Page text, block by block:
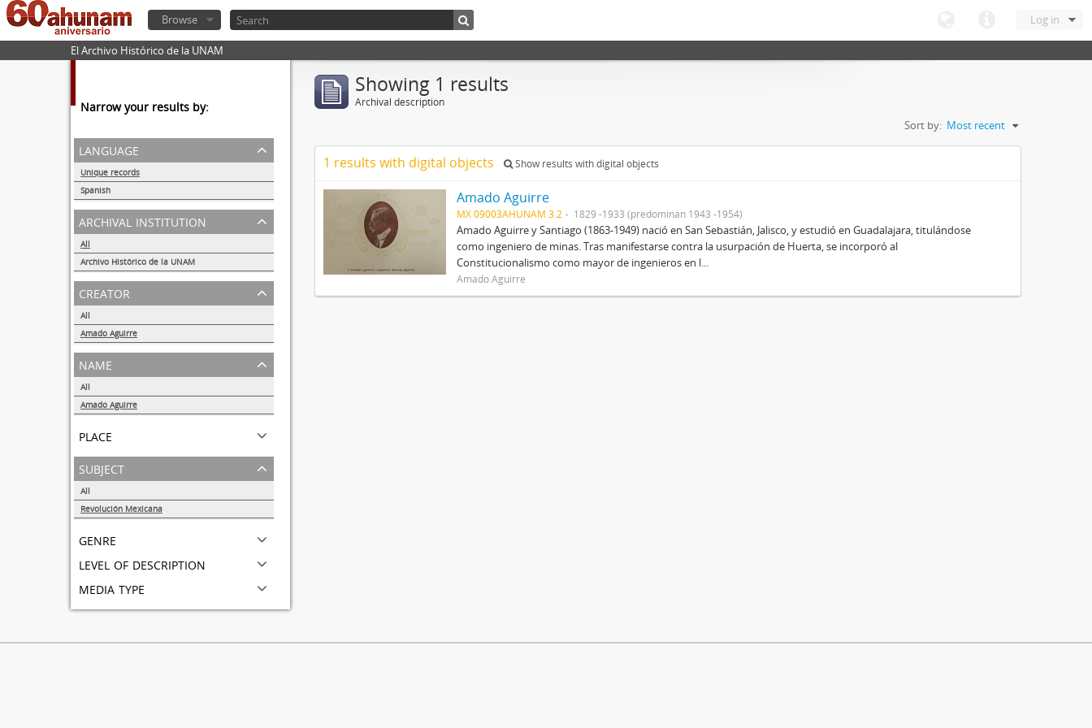
Log in
Browse
El Archivo Histórico de la UNAM
Narrow your results by:
language
Unique records
Spanish
1
archival institution
All
Archivo Histórico de la UNAM
1
creator
All
Amado Aguirre
1
name
All
Amado Aguirre
place
subject
All
Revolución Mexicana
genre
level of description
media type
Showing 1 results
Archival description
Sort by: Most recent
1 results with digital objects Show results with digital objects
Amado Aguirre
MX 09003AHUNAM 3.2 1829 -1933 (predominan 1943 -1954)
Amado Aguirre y Santiago (1863-1949) nació en San Sebastián, Jalisco, y estudió en Guadalajara, titulándose
como ingeniero de minas. Tras manifestarse contra la usurpación de Huerta, se incorporó al
Constitucionalismo como mayor de ingenieros en l...
Amado Aguirre